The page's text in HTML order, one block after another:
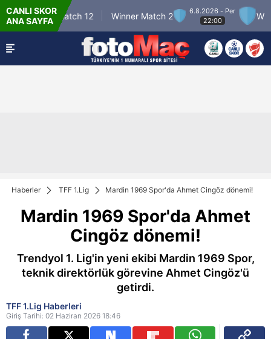
CANLI SKOR
ANA SAYFA
Winner Match 12 Winner Match 2
6.8.2026 - Per
22:00
Haberler TFF 1.Lig Mardin 1969 Spor'da Ahmet Cingöz dönemi!
Mardin 1969 Spor'da Ahmet
Cingöz dönemi!
Trendyol 1. Lig'in yeni ekibi Mardin 1969 Spor,
teknik direktörlük görevine Ahmet Cingöz'ü
getirdi.
TFF 1.Lig Haberleri
Giriş Tarihi: 02 Haziran 2026 18:46